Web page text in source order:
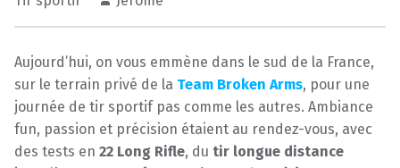
Aujourd’hui, on vous emmène dans le sud de la France,
sur le terrain privé de la Team Broken Arms, pour une
journée de tir sportif pas comme les autres. Ambiance
fun, passion et précision étaient au rendez-vous, avec
des tests en 22 Long Rifle, du tir longue distance